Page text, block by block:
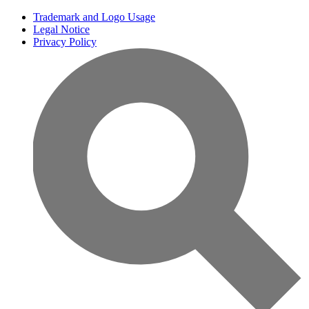
Trademark and Logo Usage
Legal Notice
Privacy Policy